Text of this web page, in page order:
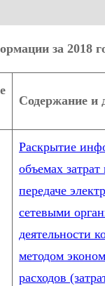
за 2018
Содержание и
Раскрытие
объемах затрат
передаче
сетевыми
деятельности
методом
расходов